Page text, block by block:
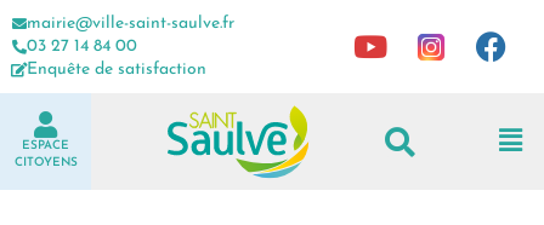
mairie@ville-saint-saulve.fr
03 27 14 84 00
Enquête de satisfaction
ESPACE
CITOYENS